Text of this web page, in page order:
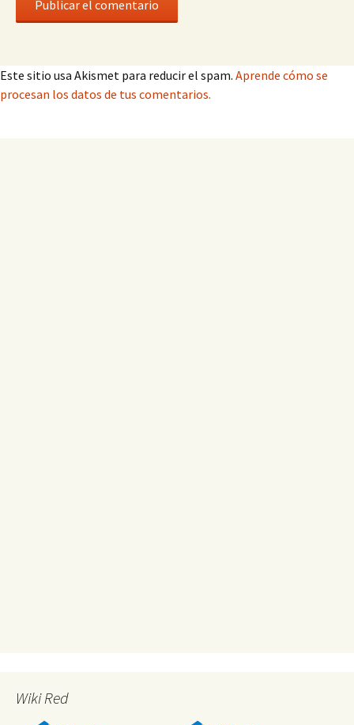
Este sitio usa Akismet para reducir el spam. Aprende cómo se
procesan los datos de tus comentarios.
Wiki Red